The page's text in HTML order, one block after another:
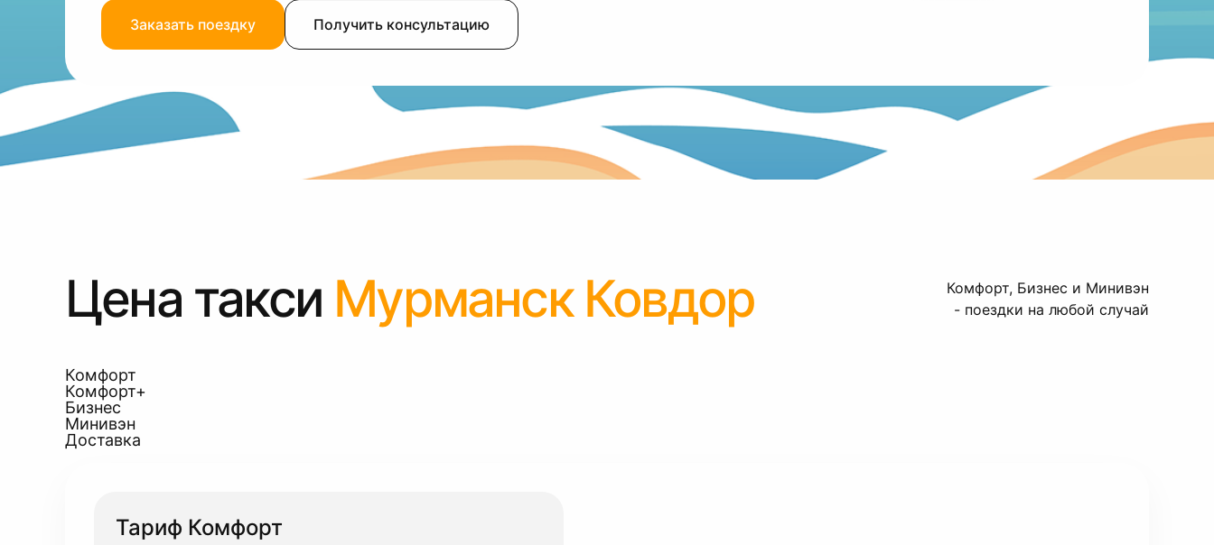
Заказать поездку Получить консультацию
Цена такси Мурманск Ковдор
Комфорт, Бизнес и Минивэн
- поездки на любой случай
Комфорт
Комфорт+
Бизнес
Минивэн
Доставка
Тариф Комфорт